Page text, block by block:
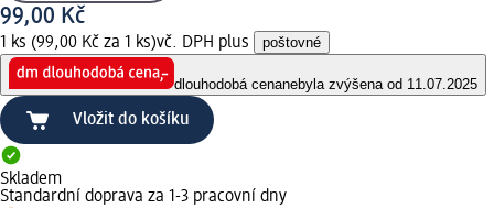
99,00 Kč
1 ks (99,00 Kč za 1 ks)vč. DPH plus poštovné
dlouhodobá cenanebyla zvýšena od 11.07.2025
Vložit do košíku
Skladem
Standardní doprava za 1-3 pracovní dny